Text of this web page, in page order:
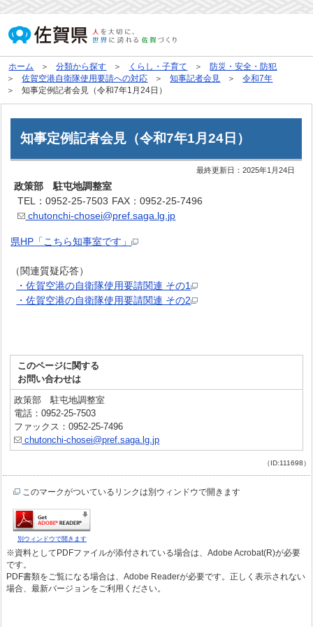
ホーム 分類から探す くらし・子育て
防災・安全・防犯
佐賀空港自衛隊使用要請への対応
知事記者会見
令和7年
知事定例記者会見（令和7年1月24日）
知事定例記者会見（令和7年1月24日）
最終更新日：2025年1月24日
政策部 駐屯地調整室
TEL：0952-25-7503 FAX：0952-25-7496
chutonchi-chosei@pref.saga.lg.jp
県HP「こちら知事室です」
（関連質疑応答）
・佐賀空港の自衛隊使用要請関連 その1
・佐賀空港の自衛隊使用要請関連 その2
このページに関する
お問い合わせは
政策部 駐屯地調整室
電話：0952-25-7503
ファックス：0952-25-7496
chutonchi-chosei@pref.saga.lg.jp
（ID:111698）
このマークがついているリンクは別ウィンドウで開きます
別ウィンドウで開きます
※資料としてPDFファイルが添付されている場合は、Adobe Acrobat(R)が必要
です。
PDF書類をご覧になる場合は、Adobe Readerが必要です。正しく表示されない
場合、最新バージョンをご利用ください。